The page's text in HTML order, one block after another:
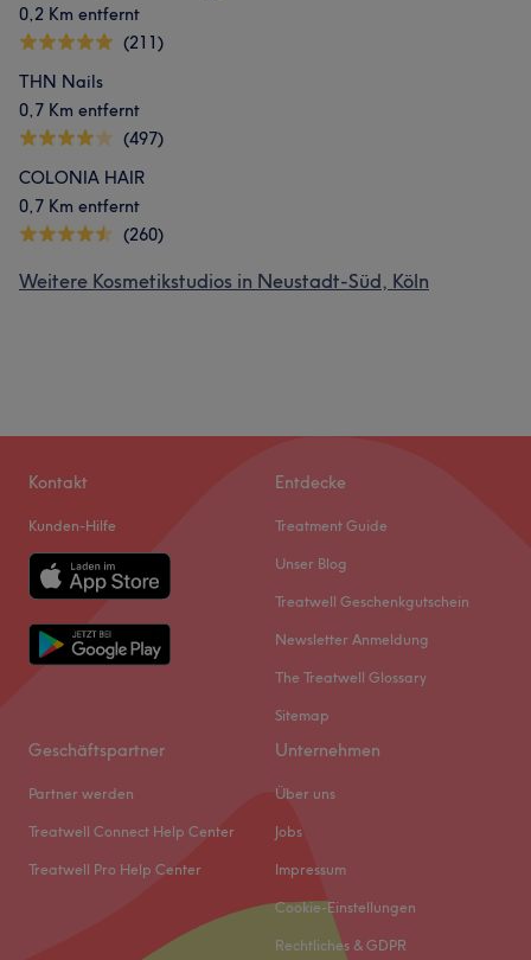
0,2 Km entfernt
(211)
THN Nails
0,7 Km entfernt
(497)
COLONIA HAIR
0,7 Km entfernt
(260)
Weitere Kosmetikstudios in Neustadt-Süd, Köln
Kontakt
Kunden-Hilfe
Entdecke
Treatment Guide
Unser Blog
Treatwell Geschenkgutschein
Newsletter Anmeldung
The Treatwell Glossary
Sitemap
Geschäftspartner
Partner werden
Treatwell Connect Help Center
Treatwell Pro Help Center
Unternehmen
Über uns
Jobs
Impressum
Cookie-Einstellungen
Rechtliches & GDPR